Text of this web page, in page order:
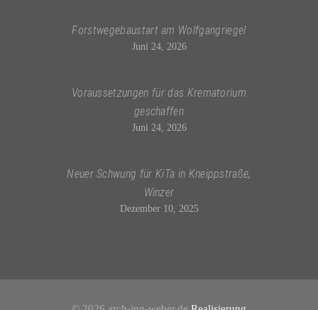
Forstwegebaustart am Wolfgangriegel
Juni 24, 2026
Voraussetzungen für das Krematorium
geschaffen
Juni 24, 2026
Neuer Schwung für KiTa in Kneippstraße,
Winzer
Dezember 10, 2025